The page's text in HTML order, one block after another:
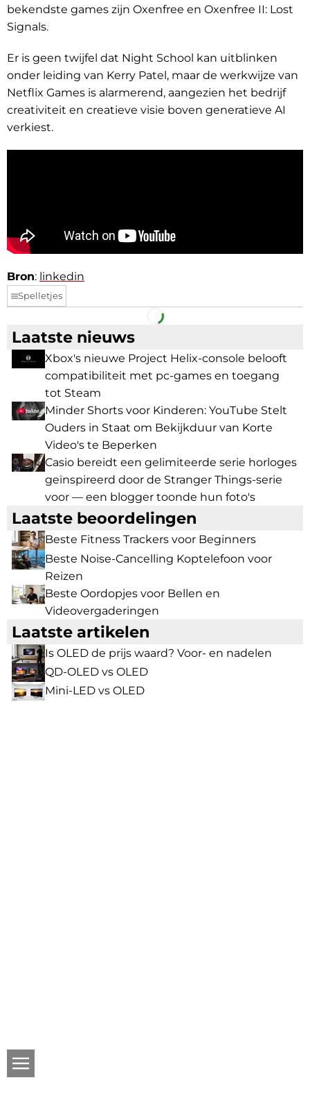
bekendste games zijn Oxenfree en Oxenfree II: Lost
Signals.
Er is geen twijfel dat Night School kan uitblinken
onder leiding van Kerry Patel, maar de werkwijze van
Netflix Games is alarmerend, aangezien het bedrijf
creativiteit en creatieve visie boven generatieve AI
verkiest.
Bron: linkedin
Spelletjes
Facebook Telegram
Laatste nieuws
Xbox's nieuwe Project Helix-console belooft
compatibiliteit met pc-games en toegang
tot Steam
Minder Shorts voor Kinderen: YouTube Stelt
Ouders in Staat om Bekijkduur van Korte
Video's te Beperken
Casio bereidt een gelimiteerde serie horloges
geïnspireerd door de Stranger Things-serie
voor — een blogger toonde hun foto's
Laatste beoordelingen
Beste Fitness Trackers voor Beginners
Beste Noise-Cancelling Koptelefoon voor
Reizen
Beste Oordopjes voor Bellen en
Videovergaderingen
Laatste artikelen
Is OLED de prijs waard? Voor- en nadelen
QD-OLED vs OLED
Mini-LED vs OLED